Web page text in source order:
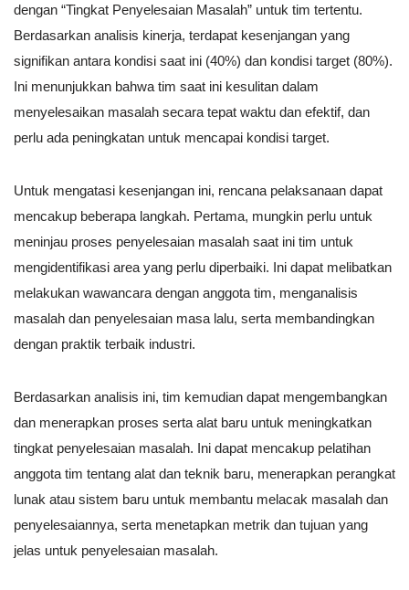
dengan “Tingkat Penyelesaian Masalah” untuk tim tertentu.
Berdasarkan analisis kinerja, terdapat kesenjangan yang
signifikan antara kondisi saat ini (40%) dan kondisi target (80%).
Ini menunjukkan bahwa tim saat ini kesulitan dalam
menyelesaikan masalah secara tepat waktu dan efektif, dan
perlu ada peningkatan untuk mencapai kondisi target.
Untuk mengatasi kesenjangan ini, rencana pelaksanaan dapat
mencakup beberapa langkah. Pertama, mungkin perlu untuk
meninjau proses penyelesaian masalah saat ini tim untuk
mengidentifikasi area yang perlu diperbaiki. Ini dapat melibatkan
melakukan wawancara dengan anggota tim, menganalisis
masalah dan penyelesaian masa lalu, serta membandingkan
dengan praktik terbaik industri.
Berdasarkan analisis ini, tim kemudian dapat mengembangkan
dan menerapkan proses serta alat baru untuk meningkatkan
tingkat penyelesaian masalah. Ini dapat mencakup pelatihan
anggota tim tentang alat dan teknik baru, menerapkan perangkat
lunak atau sistem baru untuk membantu melacak masalah dan
penyelesaiannya, serta menetapkan metrik dan tujuan yang
jelas untuk penyelesaian masalah.